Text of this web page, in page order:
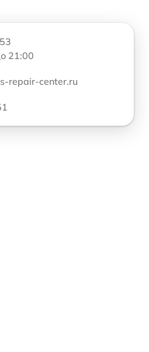
21:00
repair-center.ru